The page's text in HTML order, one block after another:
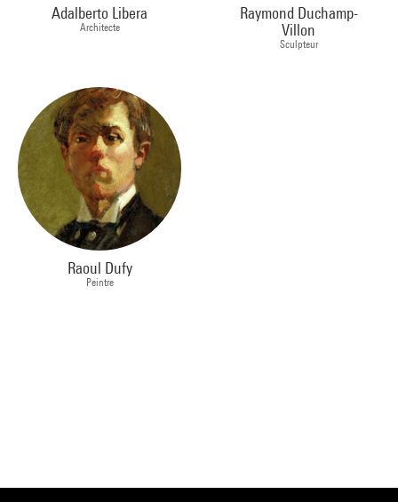
Adalberto Libera
Architecte
Raymond Duchamp-
Villon
Sculpteur
Raoul Dufy
Peintre